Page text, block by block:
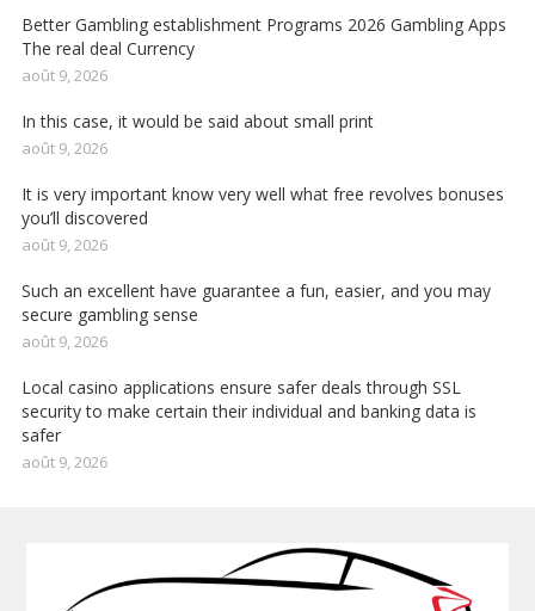
Better Gambling establishment Programs 2026 Gambling Apps
The real deal Currency
août 9, 2026
In this case, it would be said about small print
août 9, 2026
It is very important know very well what free revolves bonuses
you’ll discovered
août 9, 2026
Such an excellent have guarantee a fun, easier, and you may
secure gambling sense
août 9, 2026
Local casino applications ensure safer deals through SSL
security to make certain their individual and banking data is
safer
août 9, 2026